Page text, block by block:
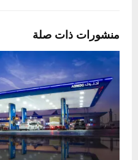
منشورات ذات صلة